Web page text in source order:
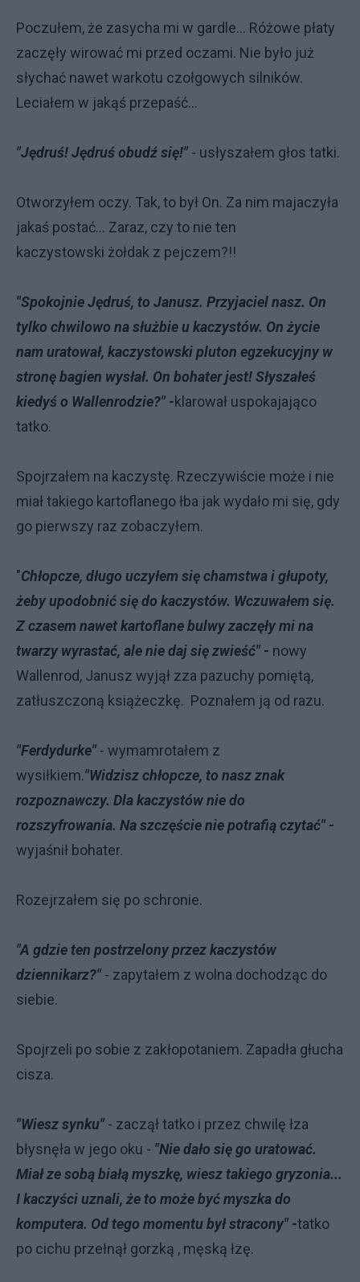
Poczułem, że zasycha mi w gardle... Różowe płaty
zaczęły wirować mi przed oczami. Nie było już
słychać nawet warkotu czołgowych silników.
Leciałem w jakąś przepaść...
"Jędruś! Jędruś obudź się!" - usłyszałem głos tatki.
Otworzyłem oczy. Tak, to był On. Za nim majaczyła
jakaś postać... Zaraz, czy to nie ten
kaczystowski żołdak z pejczem?!!
"Spokojnie Jędruś, to Janusz. Przyjaciel nasz. On
tylko chwilowo na służbie u kaczystów. On życie
nam uratował, kaczystowski pluton egzekucyjny w
stronę bagien wysłał. On bohater jest! Słyszałeś
kiedyś o Wallenrodzie?" -klarował uspokajająco
tatko.
Spojrzałem na kaczystę. Rzeczywiście może i nie
miał takiego kartoflanego łba jak wydało mi się, gdy
go pierwszy raz zobaczyłem.
"Chłopcze, długo uczyłem się chamstwa i głupoty,
żeby upodobnić się do kaczystów. Wczuwałem się.
Z czasem nawet kartoflane bulwy zaczęły mi na
twarzy wyrastać, ale nie daj się zwieść" - nowy
Wallenrod, Janusz wyjął zza pazuchy pomiętą,
zatłuszczoną książeczkę. Poznałem ją od razu.
"Ferdydurke" - wymamrotałem z
wysiłkiem."Widzisz chłopcze, to nasz znak
rozpoznawczy. Dla kaczystów nie do
rozszyfrowania. Na szczęście nie potrafią czytać" -
wyjaśnił bohater.
Rozejrzałem się po schronie.
"A gdzie ten postrzelony przez kaczystów
dziennikarz?" - zapytałem z wolna dochodząc do
siebie.
Spojrzeli po sobie z zakłopotaniem. Zapadła głucha
cisza.
"Wiesz synku" - zaczął tatko i przez chwilę łza
błysnęła w jego oku - "Nie dało się go uratować.
Miał ze sobą białą myszkę, wiesz takiego gryzonia...
I kaczyści uznali, że to może być myszka do
komputera. Od tego momentu był stracony" -tatko
po cichu przełnął gorzką , męską łzę.